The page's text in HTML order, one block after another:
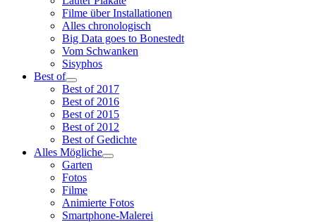
Filme über Installationen
Alles chronologisch
Big Data goes to Bonestedt
Vom Schwanken
Sisyphos
Best of
Best of 2017
Best of 2016
Best of 2015
Best of 2012
Best of Gedichte
Alles Mögliche
Garten
Fotos
Filme
Animierte Fotos
Smartphone-Malerei